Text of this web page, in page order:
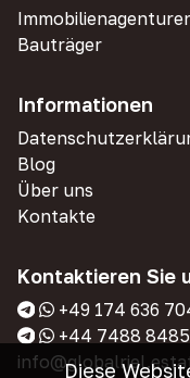
Bauträger
Informationen
Blog
Über uns
Kontakte
Kontaktieren Sie
+49 174 636
+44 7488
Diese